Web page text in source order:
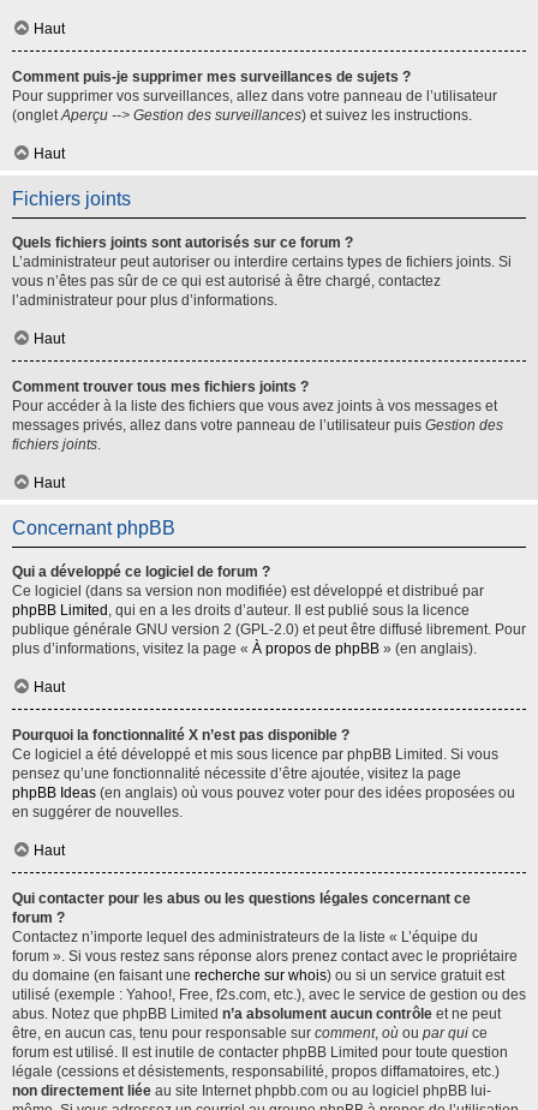
Haut
Comment puis-je supprimer mes surveillances de sujets ?
Pour supprimer vos surveillances, allez dans votre panneau de l’utilisateur
(ongletAperçu --> Gestion des surveillances) et suivez les instructions.
Haut
Fichiers joints
Quels fichiers joints sont autorisés sur ce forum ?
L’administrateur peut autoriser ou interdire certains types de fichiers joints. Si
vous n’êtes pas sûr de ce qui est autorisé à être chargé, contactez
l’administrateur pour plus d’informations.
Haut
Comment trouver tous mes fichiers joints ?
Pour accéder à la liste des fichiers que vous avez joints à vos messages et
messages privés, allez dans votre panneau de l’utilisateur puis Gestion des
fichiers joints.
Haut
Concernant phpBB
Qui a développé ce logiciel de forum ?
Ce logiciel (dans sa version non modifiée) est développé et distribué par
phpBB Limited , qui en a les droits d’auteur. Il est publié sous la licence
publique générale GNU version 2 (GPL-2.0) et peut être diffusé librement. Pour
plus d’informations, visitez la page « À propos de phpBB » (en anglais).
Haut
Pourquoi la fonctionnalité X n’est pas disponible ?
Ce logiciel a été développé et mis sous licence par phpBB Limited. Si vous
pensez qu’une fonctionnalité nécessite d’être ajoutée, visitez la page
phpBB Ideas (en anglais) où vous pouvez voter pour des idées proposées ou
en suggérer de nouvelles.
Haut
Qui contacter pour les abus ou les questions légales concernant ce
forum ?
Contactez n’importe lequel des administrateurs de la liste « L’équipe du
forum ». Si vous restez sans réponse alors prenez contact avec le propriétaire
du domaine (en faisant une recherche sur whois) ou si un service gratuit est
utilisé (exemple : Yahoo!, Free, f2s.com, etc.), avec le service de gestion ou des
abus. Notez que phpBB Limited n’a absolument aucun contrôle et ne peut
être, en aucun cas, tenu pour responsable sur comment, où ou par qui ce
forum est utilisé. Il est inutile de contacter phpBB Limited pour toute question
légale (cessions et désistements, responsabilité, propos diffamatoires, etc.)
non directement liée au site Internet phpbb.com ou au logiciel phpBB lui-